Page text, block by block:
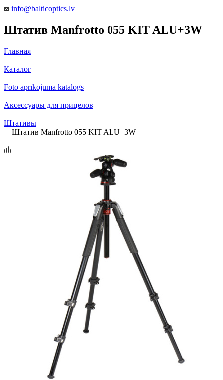
info@balticoptics.lv
Штатив Manfrotto 055 KIT ALU+3W
Главная
—
Каталог
—
Foto aprīkojuma katalogs
—
Аксессуары для прицелов
—
Штативы
—Штатив Manfrotto 055 KIT ALU+3W